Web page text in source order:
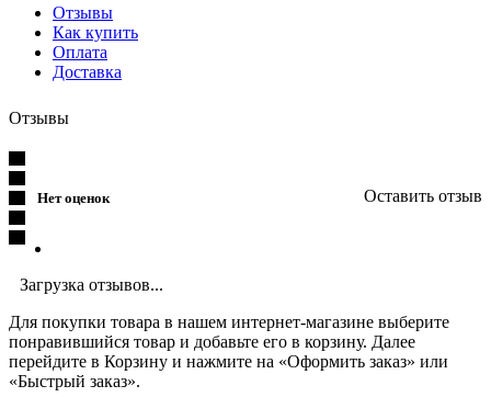
Отзывы
Как купить
Оплата
Доставка
Отзывы
Нет оценок Оставить отзыв
Загрузка отзывов...
Для покупки товара в нашем интернет-магазине выберите
понравившийся товар и добавьте его в корзину. Далее
перейдите в Корзину и нажмите на «Оформить заказ» или
«Быстрый заказ».